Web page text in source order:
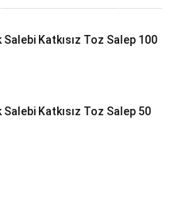
Katkısız Toz Salep 100
Katkısız Toz Salep 50